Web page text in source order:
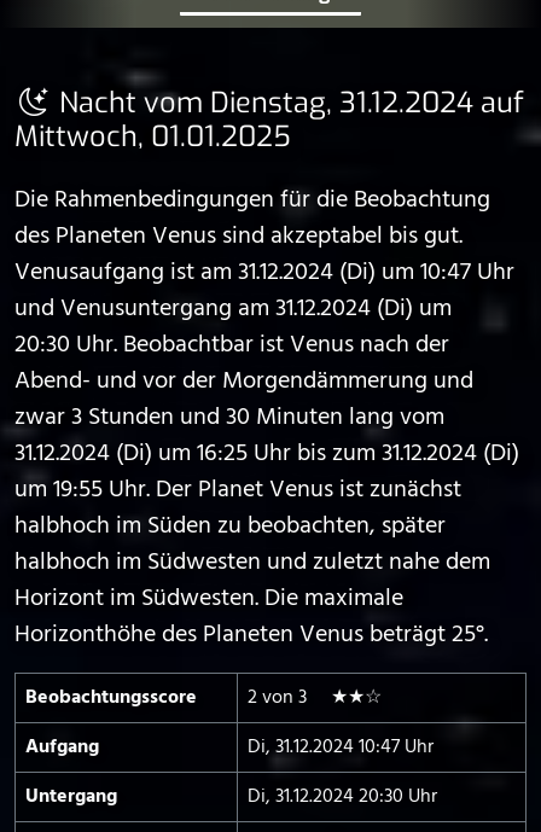
Nacht vom Dienstag, 31.12.2024 auf
Mittwoch, 01.01.2025
Die Rahmenbedingungen für die Beobachtung
des Planeten Venus sind akzeptabel bis gut.
Venusaufgang ist am 31.12.2024 (Di) um 10:47 Uhr
und Venusuntergang am 31.12.2024 (Di) um
20:30 Uhr. Beobachtbar ist Venus nach der
Abend- und vor der Morgendämmerung und
zwar 3 Stunden und 30 Minuten lang vom
31.12.2024 (Di) um 16:25 Uhr bis zum 31.12.2024 (Di)
um 19:55 Uhr. Der Planet Venus ist zunächst
halbhoch im Süden zu beobachten, später
halbhoch im Südwesten und zuletzt nahe dem
Horizont im Südwesten. Die maximale
Horizonthöhe des Planeten Venus beträgt 25°.
Beobachtungs­score
2 von 3 ★★☆
Aufgang
Di, 31.12.2024 10:47 Uhr
Untergang
Di, 31.12.2024 20:30 Uhr